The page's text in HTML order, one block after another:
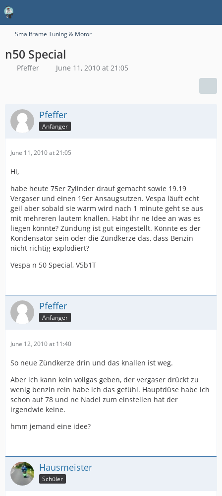
Smallframe Tuning & Motor
n50 Special
Pfeffer June 11, 2010 at 21:05
Pfeffer
Anfänger
June 11, 2010 at 21:05
Hi,
habe heute 75er Zylinder drauf gemacht sowie 19.19
Vergaser und einen 19er Ansaugsutzen. Vespa läuft echt
geil aber sobald sie warm wird nach 1 minute geht se aus
mit mehreren lautem knallen. Habt ihr ne Idee an was es
liegen könnte? Zündung ist gut eingestellt. Könnte es der
Kondensator sein oder die Zündkerze das, dass Benzin
nicht richtig explodiert?
Vespa n 50 Special, V5b1T
Pfeffer
Anfänger
June 12, 2010 at 11:40
So neue Zündkerze drin und das knallen ist weg.
Aber ich kann kein vollgas geben, der vergaser drückt zu
wenig benzin rein habe ich das gefühl. Hauptdüse habe ich
schon auf 78 und ne Nadel zum einstellen hat der
irgendwie keine.
hmm jemand eine idee?
Hausmeister
Schüler